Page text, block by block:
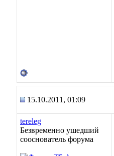
15.10.2011, 01:09
tereleg
Безвременно ушедший
сооснователь форума